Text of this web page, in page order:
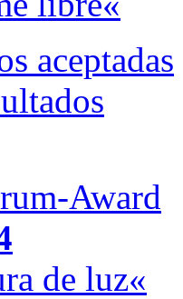
aceptadas
Award
de luz«